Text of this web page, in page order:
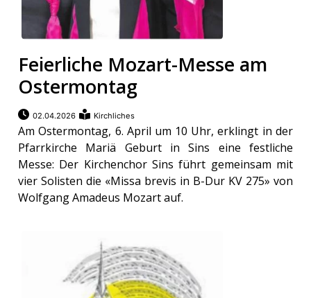
Feierliche Mozart-Messe am
Ostermontag
02.04.2026 Kirchliches
Am Ostermontag, 6. April um 10 Uhr, erklingt in der
Pfarrkirche Mariä Geburt in Sins eine festliche
Messe: Der Kirchenchor Sins führt gemeinsam mit
vier Solisten die «Missa brevis in B-Dur KV 275» von
Wolfgang Amadeus Mozart auf.